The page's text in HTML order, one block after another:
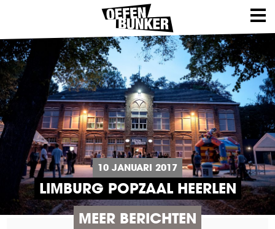
10 JANUARI 2017
LIMBURG POPZAAL HEERLEN
MEER BERICHTEN